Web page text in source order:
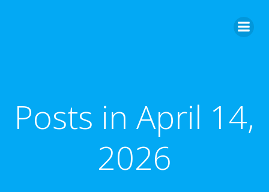
Posts in April 14,
2026